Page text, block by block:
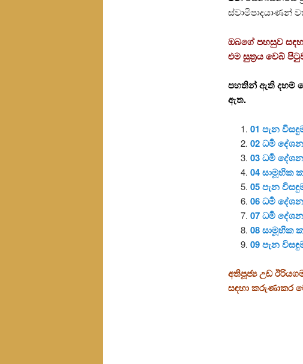
ස්වාමිපාදයාණන්
ඔබගේ පහසුව
එම සුත්‍රය වෙබ්
පහතින් ඇති දහම්
ඇත.
01 පැන
02 ධර්‍ම
03 ධර්‍ම
04 සාමූහික
05 පැන
06 ධර්‍ම
07 ධර්‍ම
08 සාමූහික
09 පැන
අතිපූජ්‍ය උඩ
සඳහා කරුණාකර